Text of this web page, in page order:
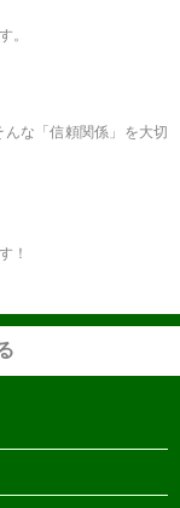
。
な「信頼関係」を大切
！